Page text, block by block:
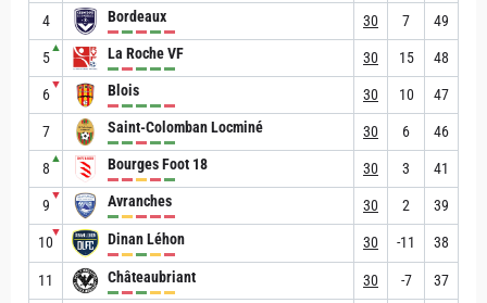
4 Bordeaux 30 7 49
5
▲ La Roche VF 30 15 48
6
▼ Blois 30 10 47
7 Saint-Colomban Locminé 30 6 46
8
▲ Bourges Foot 18 30 3 41
9
▼ Avranches 30 2 39
10
▼ Dinan Léhon 30 -11 38
11 Châteaubriant 30 -7 37